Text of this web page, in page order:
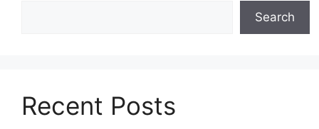
Search
Recent Posts